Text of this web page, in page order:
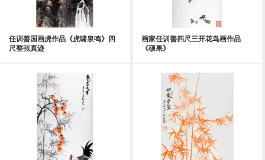
任训善国画虎作品《虎啸泉鸣》四
尺整张真迹
画家任训善四尺三开花鸟画作品
《硕果》